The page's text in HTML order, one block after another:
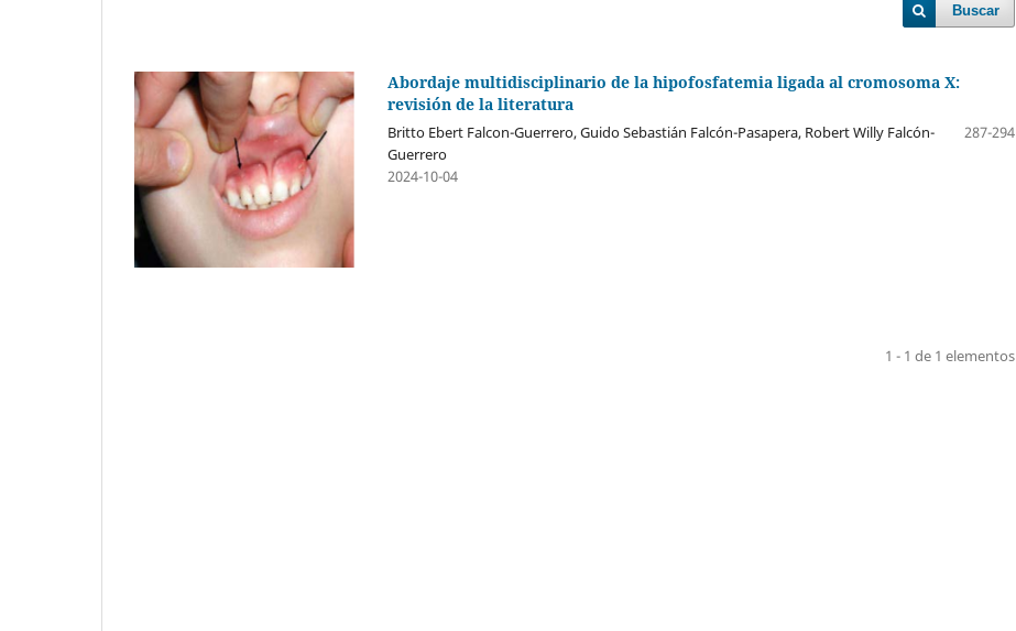
Buscar
Abordaje multidisciplinario de la hipofosfatemia ligada al cromosoma X:
revisión de la literatura
Britto Ebert Falcon-Guerrero, Guido Sebastián Falcón-Pasapera, Robert Willy Falcón-
Guerrero
287-294
2024-10-04
1 - 1 de 1 elementos